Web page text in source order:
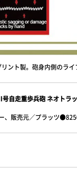
ント製。砲身内側のラ
自走重歩兵砲 ネオトラ
、販売元／プラッツ